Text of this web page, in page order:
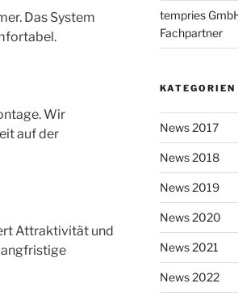
Das System
Wir
auf der
Attraktivität und
tempries
Fachpartner
KATEGORIEN
News 2017
News 2018
News 2019
News 2020
News 2021
News 2022